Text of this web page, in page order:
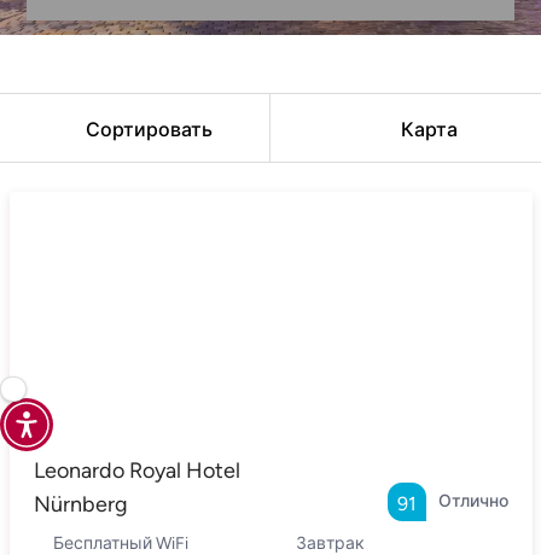
Сортировать Карта
Leonardo Royal Hotel
Nürnberg
Отлично
91
Бесплатный WiFi Завтрак